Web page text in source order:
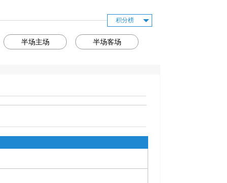
积分榜
半场主场 半场客场